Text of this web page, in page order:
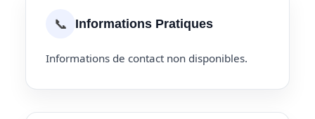
📞 Informations Pratiques
Informations de contact non disponibles.